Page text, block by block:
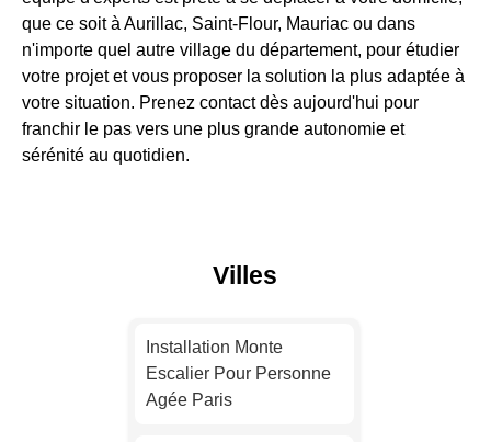
que ce soit à Aurillac, Saint-Flour, Mauriac ou dans
n'importe quel autre village du département, pour étudier
votre projet et vous proposer la solution la plus adaptée à
votre situation. Prenez contact dès aujourd'hui pour
franchir le pas vers une plus grande autonomie et
sérénité au quotidien.
Villes
Installation Monte
Escalier Pour Personne
Agée Paris